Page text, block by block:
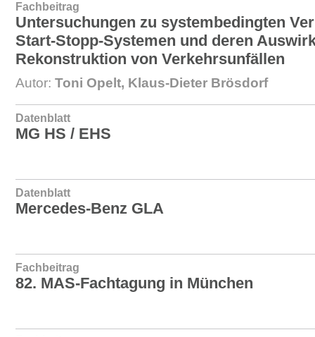
Fachbeitrag
Untersuchungen zu systembedingten
Start-Stopp-Systemen und deren
Rekonstruktion von Verkehrsunfällen
Autor: Toni Opelt, Klaus-Dieter Brösdorf
Datenblatt
MG HS / EHS
Datenblatt
Mercedes-Benz GLA
Fachbeitrag
82. MAS-Fachtagung in München